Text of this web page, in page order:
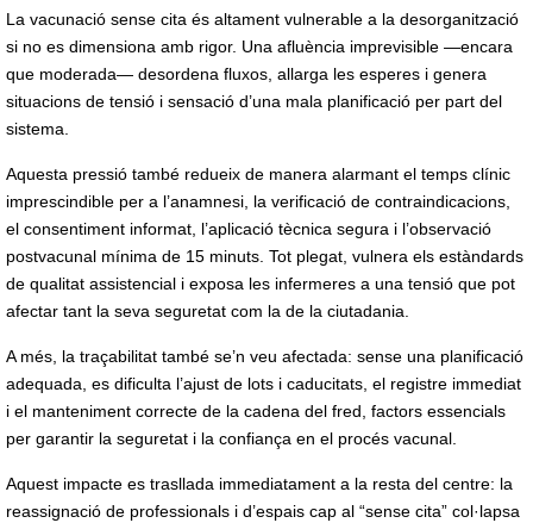
La vacunació sense cita és altament vulnerable a la desorganització
si no es dimensiona amb rigor. Una afluència imprevisible —encara
que moderada— desordena fluxos, allarga les esperes i genera
situacions de tensió i sensació d’una mala planificació per part del
sistema.
Aquesta pressió també redueix de manera alarmant el temps clínic
imprescindible per a l’anamnesi, la verificació de contraindicacions,
el consentiment informat, l’aplicació tècnica segura i l’observació
postvacunal mínima de 15 minuts. Tot plegat, vulnera els estàndards
de qualitat assistencial i exposa les infermeres a una tensió que pot
afectar tant la seva seguretat com la de la ciutadania.
A més, la traçabilitat també se’n veu afectada: sense una planificació
adequada, es dificulta l’ajust de lots i caducitats, el registre immediat
i el manteniment correcte de la cadena del fred, factors essencials
per garantir la seguretat i la confiança en el procés vacunal.
Aquest impacte es trasllada immediatament a la resta del centre: la
reassignació de professionals i d’espais cap al “sense cita” col·lapsa